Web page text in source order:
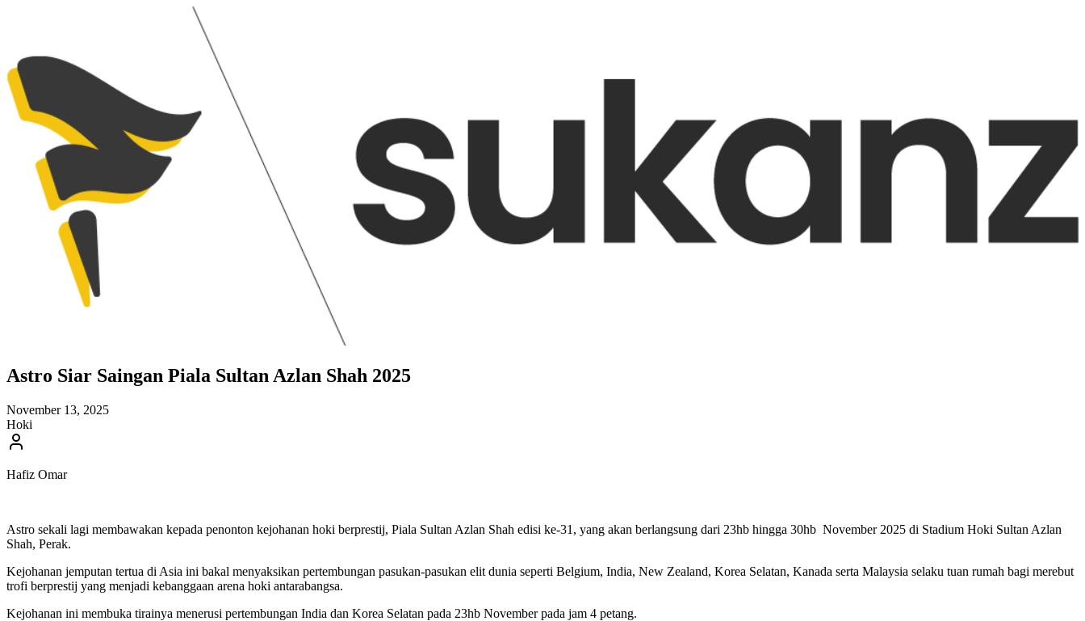
Astro Siar Saingan Piala Sultan Azlan Shah 2025
November 13, 2025
Hoki
Hafiz Omar
Astro sekali lagi membawakan kepada penonton kejohanan hoki berprestij, Piala Sultan Azlan Shah edisi ke-31, yang akan berlangsung dari 23hb hingga 30hb November 2025 di Stadium Hoki Sultan Azlan
Shah, Perak.
Kejohanan jemputan tertua di Asia ini bakal menyaksikan pertembungan pasukan-pasukan elit dunia seperti Belgium, India, New Zealand, Korea Selatan, Kanada serta Malaysia selaku tuan rumah bagi merebut
trofi berprestij yang menjadi kebanggaan arena hoki antarabangsa.
Kejohanan ini membuka tirainya menerusi pertembungan India dan Korea Selatan pada 23hb November pada jam 4 petang.